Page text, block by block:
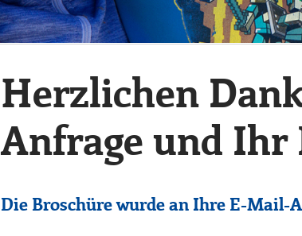
Herzlichen
Anfrage und Ihr
Die Broschüre wurde an Ihre E-Mail-